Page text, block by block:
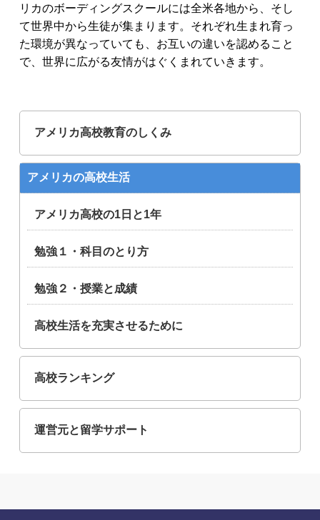
リカのボーディングスクールには全米各地から、そし
て世界中から生徒が集まります。それぞれ生まれ育っ
た環境が異なっていても、お互いの違いを認めること
で、世界に広がる友情がはぐくまれていきます。
アメリカ高校教育のしくみ
アメリカの高校生活
アメリカ高校の1日と1年
勉強１・科目のとり方
勉強２・授業と成績
高校生活を充実させるために
高校ランキング
運営元と留学サポート